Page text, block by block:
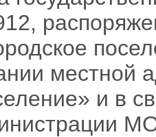
местной
и в